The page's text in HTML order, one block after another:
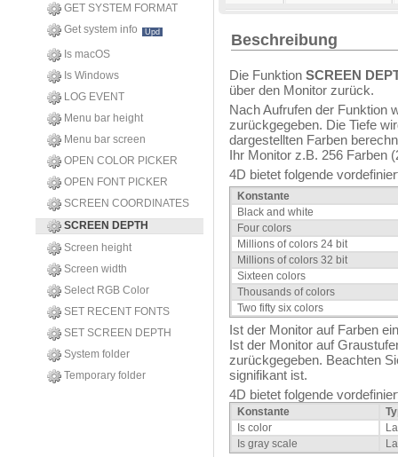
GET SYSTEM FORMAT
Get system info
Upd
Is macOS
Is Windows
LOG EVENT
Menu bar height
Menu bar screen
OPEN COLOR PICKER
OPEN FONT PICKER
SCREEN COORDINATES
SCREEN DEPTH
Screen height
Screen width
Select RGB Color
SET RECENT FONTS
SET SCREEN DEPTH
System folder
Temporary folder
Beschreibung
Die Funktion SCREEN
über den Monitor zurück.
Nach Aufrufen der Funktion
zurückgegeben. Die Tiefe
dargestellten Farben
Ihr Monitor z.B. 256 Farben
4D bietet folgende
Konstante
Black and white
Four colors
Millions of colors 24 bit
Millions of colors 32 bit
Sixteen colors
Thousands of colors
Two fifty six colors
Ist der Monitor auf Farben
Ist der Monitor auf
zurückgegeben. Beachten
signifikant ist.
4D bietet folgende
Konstante
Is color
Is gray scale